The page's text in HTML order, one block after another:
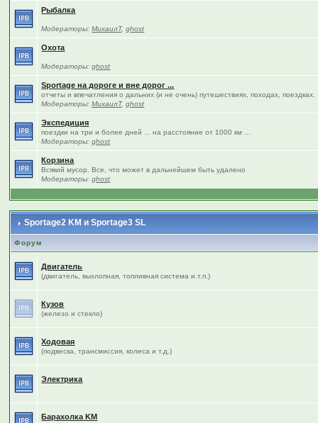
Рыбалка
Модераторы:МихаилТ,ghost
Охота
Модераторы:ghost
Sportage на дороге и вне дорог ...
отчеты и впечатления о дальних (и не очень) путешествиях, походах, поездках.
Модераторы:МихаилТ,ghost
Экспедиция
поездки на три и более дней ... на расстояние от 1000 км ...
Модераторы:ghost
Корзина
Всякий мусор. Все, что может в дальнейшем быть удалено
Модераторы:ghost
Sportage2 KM и Sportage3 SL
Форум
Двигатель
(двигатель, выхлопная, топливная система и.т.п.)
Кузов
(железо и стекло)
Ходовая
(подвеска, трансмиссия, колеса и т.д.)
Электрика
Барахолка KM